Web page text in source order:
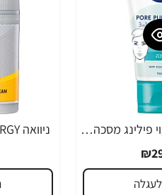
ניוואה 3 ב-1 ניקוי פילינג מסכה לפנים 150 מ"ל - מבית NIVEA